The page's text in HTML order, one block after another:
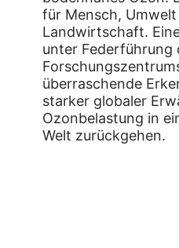
für Mensch, Umwelt
Landwirtschaft.
unter Federführung
überraschende
starker globaler
Ozonbelastung in
Welt zurückgehen.